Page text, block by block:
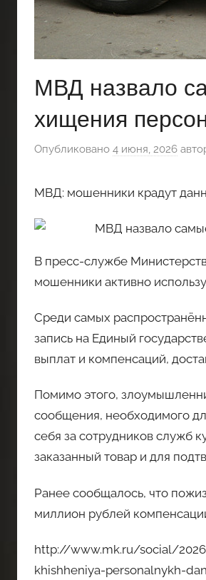
МВД назвало
хищения
Опубликовано 4 июня, 2026
МВД: мошенники крадут
В пресс-службе
мошенники активно
Среди самых
запись на Единый
выплат и компенсаций,
Помимо этого,
сообщения, необходимого
себя за сотрудников служб
заказанный товар и для
Ранее сообщалось, что
миллион рублей
http://www.mk.ru/social/
khishheniya-personalnykh-